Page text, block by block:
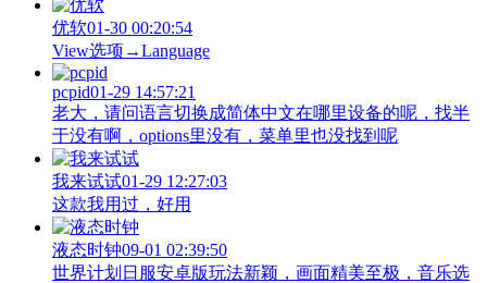
优软01-30 00:20:54
View‌选项→Language
pcpid01-29 14:57:21
老大，请问语言切换成简体中文在哪里设备的呢，找半
于没有啊，options里没有，菜单里也没找到呢
我来试试01-29 12:27:03
这款我用过，好用
液态时钟09-01 02:39:50
世界计划日服安卓版玩法新颖，画面精美至极，音乐选